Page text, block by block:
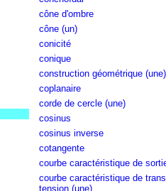
cône d'ombre
cône (un)
conicité
conique
construction géométrique (une)
coplanaire
corde de cercle (une)
cosinus
cosinus inverse
cotangente
courbe caractéristique de
courbe caractéristique de
tension (une)